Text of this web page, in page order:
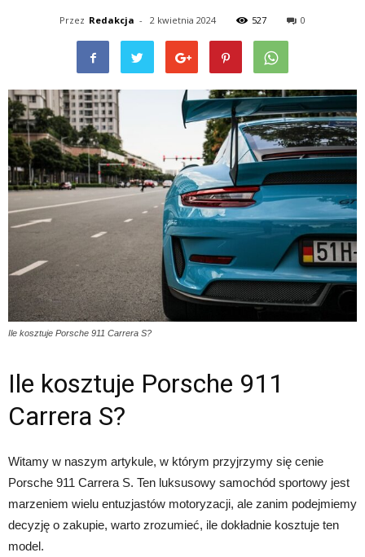
Przez Redakcja - 2 kwietnia 2024 527 0
Ile kosztuje Porsche 911 Carrera S?
Ile kosztuje Porsche 911
Carrera S?
Witamy w naszym artykule, w którym przyjrzymy się cenie
Porsche 911 Carrera S. Ten luksusowy samochód sportowy jest
marzeniem wielu entuzjastów motoryzacji, ale zanim podejmiemy
decyzję o zakupie, warto zrozumieć, ile dokładnie kosztuje ten
model.